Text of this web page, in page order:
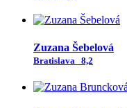
Zuzana Šebelová
Bratislava 8,2